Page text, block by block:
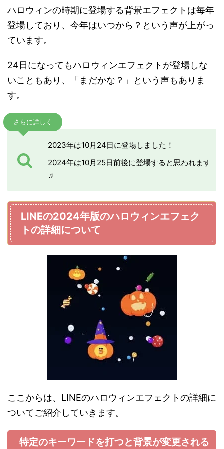
ハロウィンの時期に登場する背景エフェクトは毎年
登場しており、今年はいつから？という声が上がっ
ています。
24日になってもハロウィンエフェクトが登場しな
いこともあり、「まだかな？」という声もありま
す。
さらに詳しく
2023年は10月24日に登場しました！
2024年は10月25日前後に登場すると思われます
♬
LINEの2024年版のハロウィンエフェク
トの詳細について
ここからは、LINEのハロウィンエフェクトの詳細に
ついてご紹介していきます。
特定のキーワードを打つと背景が変更される